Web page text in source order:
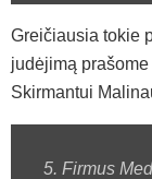
Greičiausia tokie
judėjimą
Skirmantui
5. Firmus